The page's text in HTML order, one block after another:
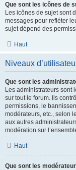
Que sont les icônes de
Les icônes de sujet sont
messages pour refléter
sujet dépend des
Haut
Niveaux
Que sont les
Les administrateurs sont
sur tout le forum. Ils
permissions, le
modérateurs, etc., selon
aux autres
modération sur
Haut
Que sont les